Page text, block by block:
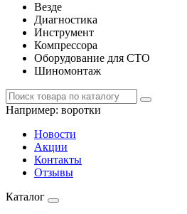
Везде
Диагностика
Инструмент
Компрессора
Оборудование для СТО
Шиномонтаж
Например: воротки
Новости
Акции
Контакты
Отзывы
Каталог